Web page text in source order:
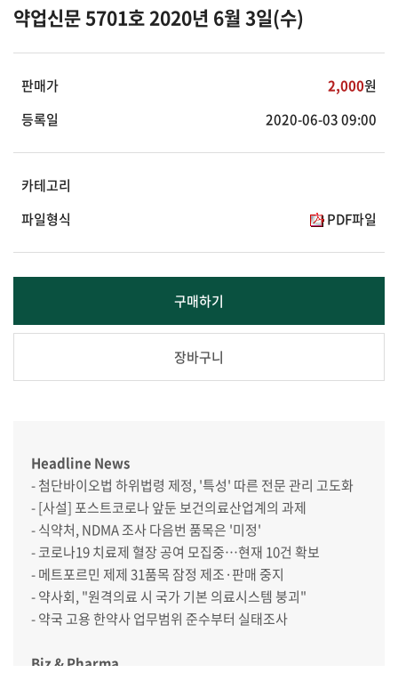
약업신문 5701호 2020년 6월 3일(수)
판매가 2,000원
등록일
2020-06-03 09:00
카테고리
파일형식
PDF파일
구매하기
장바구니
Headline News
- 첨단바이오법 하위법령 제정, '특성' 따른 전문 관리 고도화
- [사설] 포스트코로나 앞둔 보건의료산업계의 과제
- 식약처, NDMA 조사 다음번 품목은 '미정'
- 코로나19 치료제 혈장 공여 모집중…현재 10건 확보
- 메트포르민 제제 31품목 잠정 제조·판매 중지
- 약사회, "원격의료 시 국가 기본 의료시스템 붕괴"
- 약국 고용 한약사 업무범위 준수부터 실태조사
Biz & Pharma